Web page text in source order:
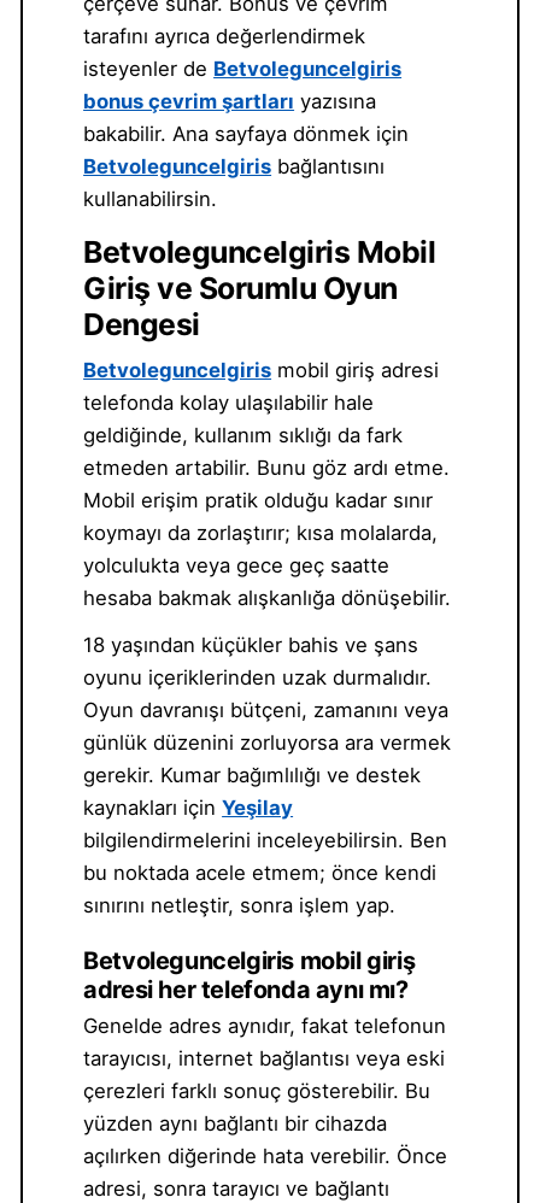
tarafını ayrıca değerlendirmek
isteyenler de Betvoleguncelgiris
bonus çevrim şartları yazısına
bakabilir. Ana sayfaya dönmek için
Betvoleguncelgiris bağlantısını
kullanabilirsin.
Betvoleguncelgiris Mobil
Giriş ve Sorumlu Oyun
Dengesi
Betvoleguncelgiris mobil giriş adresi
telefonda kolay ulaşılabilir hale
geldiğinde, kullanım sıklığı da fark
etmeden artabilir. Bunu göz ardı etme.
Mobil erişim pratik olduğu kadar sınır
koymayı da zorlaştırır; kısa molalarda,
yolculukta veya gece geç saatte
hesaba bakmak alışkanlığa dönüşebilir.
18 yaşından küçükler bahis ve şans
oyunu içeriklerinden uzak durmalıdır.
Oyun davranışı bütçeni, zamanını veya
günlük düzenini zorluyorsa ara vermek
gerekir. Kumar bağımlılığı ve destek
kaynakları içinYeşilay
bilgilendirmelerini inceleyebilirsin. Ben
bu noktada acele etmem; önce kendi
sınırını netleştir, sonra işlem yap.
Betvoleguncelgiris mobil giriş
adresi her telefonda aynı mı?
Genelde adres aynıdır, fakat telefonun
tarayıcısı, internet bağlantısı veya eski
çerezleri farklı sonuç gösterebilir. Bu
yüzden aynı bağlantı bir cihazda
açılırken diğerinde hata verebilir. Önce
adresi, sonra tarayıcı ve bağlantı